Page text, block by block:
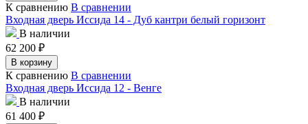
К сравнению В сравнении
Входная дверь Иссида 14 - Дуб кантри белый горизонт
В наличии
62 200 ₽
В корзину
К сравнению В сравнении
Входная дверь Иссида 12 - Венге
В наличии
61 400 ₽